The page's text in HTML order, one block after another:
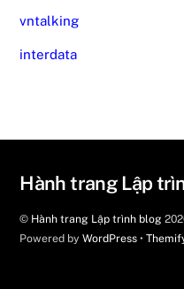
vntalking
interdata
Hành trang Lập
© Hành trang Lập trình blog
Powered byWordPress •